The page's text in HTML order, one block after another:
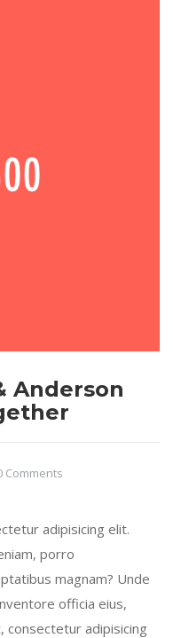
Anderson
Comments
adipisicing elit.
porro
magnam? Unde
officia eius,
consectetur adipisicing